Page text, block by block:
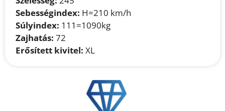
Sebességindex: H=210 km/h
Súlyindex: 111=1090kg
Zajhatás: 72
Erősített kivitel: XL